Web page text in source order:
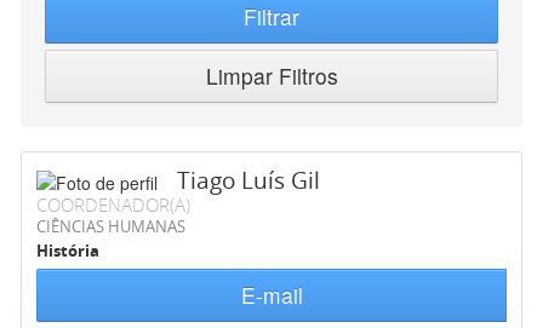
Filtrar
Limpar Filtros
Tiago Luís Gil
COORDENADOR(A)
CIÊNCIAS HUMANAS
História
E-mail